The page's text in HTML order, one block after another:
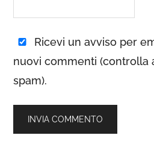
Ricevi un avviso per
nuovi commenti (controlla
spam).